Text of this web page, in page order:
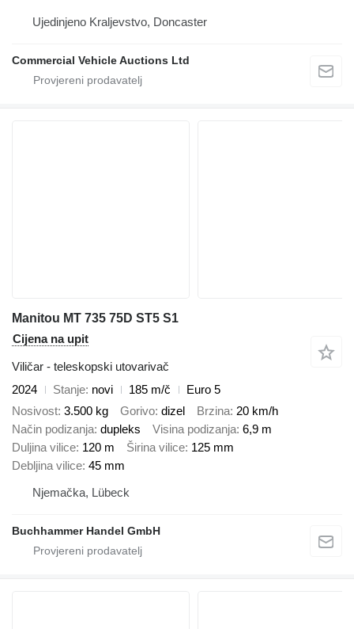
Ujedinjeno Kraljevstvo, Doncaster
Commercial Vehicle Auctions Ltd
Manitou MT 735 75D ST5 S1
Cijena na upit
Viličar - teleskopski utovarivač
2024
Stanje novi 185 m/č
Euro 5
Nosivost 3.500 kg Gorivo dizel Brzina 20 km/h
Način podizanja dupleks Visina podizanja 6,9 m
Duljina vilice 120 m Širina vilice 125 mm
Debljina vilice 45 mm
Njemačka, Lübeck
Buchhammer Handel GmbH